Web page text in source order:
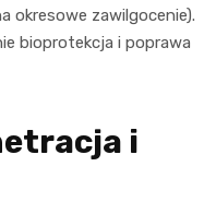
okresowe zawilgocenie).
bioprotekcja i poprawa
i